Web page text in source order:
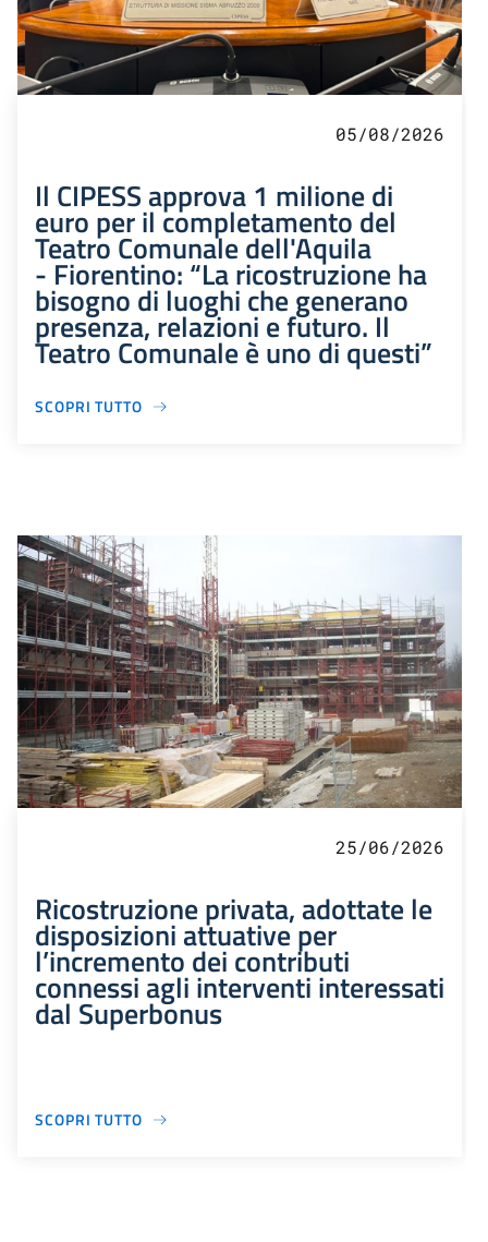
05/08/2026
Il CIPESS approva 1 milione di
euro per il completamento del
Teatro Comunale dell'Aquila
- Fiorentino: “La ricostruzione ha
bisogno di luoghi che generano
presenza, relazioni e futuro. Il
Teatro Comunale è uno di questi”
SCOPRI TUTTO
25/06/2026
Ricostruzione privata, adottate le
disposizioni attuative per
l’incremento dei contributi
connessi agli interventi interessati
dal Superbonus
SCOPRI TUTTO